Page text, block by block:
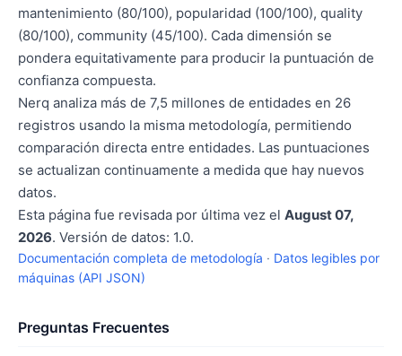
mantenimiento (80/100), popularidad (100/100), quality
(80/100), community (45/100). Cada dimensión se
pondera equitativamente para producir la puntuación de
confianza compuesta.
Nerq analiza más de 7,5 millones de entidades en 26
registros usando la misma metodología, permitiendo
comparación directa entre entidades. Las puntuaciones
se actualizan continuamente a medida que hay nuevos
datos.
Esta página fue revisada por última vez el August 07,
2026. Versión de datos: 1.0.
Documentación completa de metodología · Datos legibles por
máquinas (API JSON)
Preguntas Frecuentes